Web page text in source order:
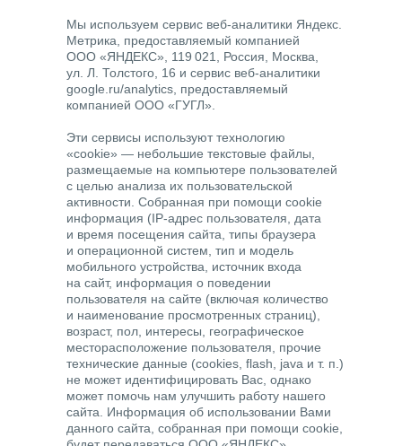
Мы используем сервис веб-аналитики Яндекс.
Метрика, предоставляемый компанией
ООО «ЯНДЕКС», 119 021, Россия, Москва,
ул. Л. Толстого, 16 и сервис веб-аналитики
google.ru/analytics, предоставляемый
компанией ООО «ГУГЛ».
Эти сервисы используют технологию
«cookie» — небольшие текстовые файлы,
размещаемые на компьютере пользователей
с целью анализа их пользовательской
активности. Собранная при помощи cookie
информация (IP-адрес пользователя, дата
и время посещения сайта, типы браузера
и операционной систем, тип и модель
мобильного устройства, источник входа
на сайт, информация о поведении
пользователя на сайте (включая количество
и наименование просмотренных страниц),
возраст, пол, интересы, географическое
месторасположение пользователя, прочие
технические данные (cookies, flash, java и т. п.)
не может идентифицировать Вас, однако
может помочь нам улучшить работу нашего
сайта. Информация об использовании Вами
данного сайта, собранная при помощи cookie,